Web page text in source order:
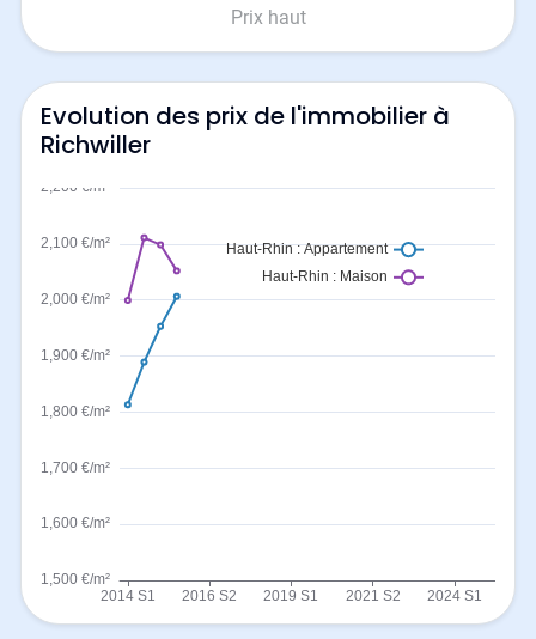
Prix haut
Evolution des prix de l'immobilier à
Richwiller